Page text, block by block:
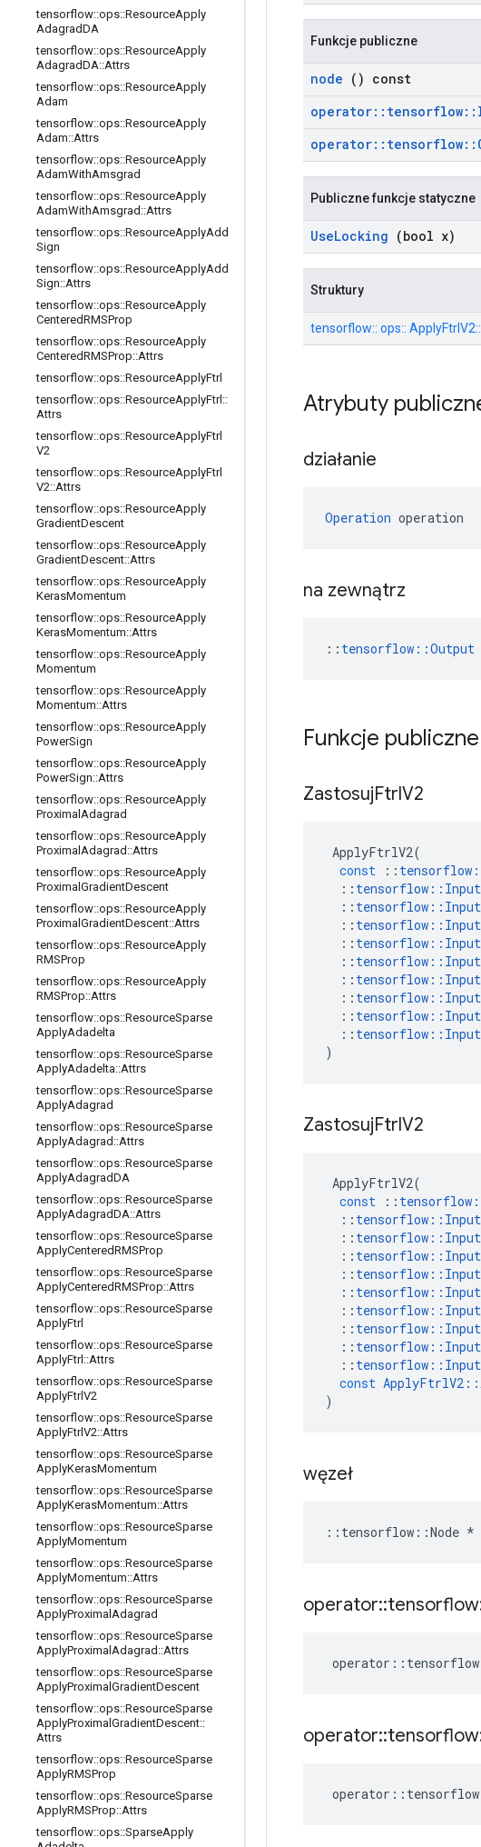
tensorflow::ops::ResourceApply
AdagradDA
tensorflow::ops::ResourceApply
AdagradDA::Attrs
tensorflow::ops::ResourceApply
Adam
tensorflow::ops::ResourceApply
Adam::Attrs
tensorflow::ops::ResourceApply
AdamWithAmsgrad
tensorflow::ops::ResourceApply
AdamWithAmsgrad ::Attrs
tensorflow::ops::ResourceApplyAdd
Sign
tensorflow::ops::ResourceApplyAdd
Sign::Attrs
tensorflow::ops::ResourceApply
CenteredRMSProp
tensorflow::ops::ResourceApply
CenteredRMSProp::Attrs
tensorflow::ops::ResourceApplyFtrl
tensorflow::ops::ResourceApplyFtrl ::
Attrs
tensorflow::ops::ResourceApplyFtrl
V2
tensorflow::ops::ResourceApplyFtrl
V2::Attrs
tensorflow::ops::ResourceApply
GradientDescent
tensorflow::ops::ResourceApply
GradientDescent::Attrs
tensorflow::ops::ResourceApply
KerasMomentum
tensorflow::ops::ResourceApply
KerasMomentum::Attrs
tensorflow::ops::ResourceApply
Momentum
tensorflow::ops::ResourceApply
Momentum::Attrs
tensorflow::ops::ResourceApply
PowerSign
tensorflow::ops::ResourceApply
PowerSign::Attrs
tensorflow::ops::ResourceApply
Proximal Adagrad
tensorflow::ops::ResourceApply
Proximal Adagrad ::Attrs
tensorflow::ops::ResourceApply
Proximal GradientDescent
tensorflow::ops::ResourceApply
Proximal GradientDescent::Attrs
tensorflow::ops::ResourceApply
RMSProp
tensorflow::ops::ResourceApply
RMSProp::Attrs
tensorflow::ops::ResourceSparse
ApplyAdadelta
tensorflow::ops::ResourceSparse
ApplyAdadelta::Attrs
tensorflow::ops::ResourceSparse
ApplyAdagrad
tensorflow::ops::ResourceSparse
ApplyAdagrad ::Attrs
tensorflow::ops::ResourceSparse
ApplyAdagradDA
tensorflow::ops::ResourceSparse
ApplyAdagradDA::Attrs
tensorflow::ops::ResourceSparse
ApplyCenteredRMSProp
tensorflow::ops::ResourceSparse
ApplyCenteredRMSProp::Attrs
tensorflow::ops::ResourceSparse
ApplyFtrl
tensorflow::ops::ResourceSparse
ApplyFtrl ::Attrs
tensorflow::ops::ResourceSparse
ApplyFtrlV2
tensorflow::ops::ResourceSparse
ApplyFtrlV2::Attrs
tensorflow::ops::ResourceSparse
ApplyKerasMomentum
tensorflow::ops::ResourceSparse
ApplyKerasMomentum::Attrs
tensorflow::ops::ResourceSparse
ApplyMomentum
tensorflow::ops::ResourceSparse
ApplyMomentum::Attrs
tensorflow::ops::ResourceSparse
ApplyProximal Adagrad
tensorflow::ops::ResourceSparse
ApplyProximal Adagrad ::Attrs
tensorflow::ops::ResourceSparse
ApplyProximal GradientDescent
tensorflow::ops::ResourceSparse
ApplyProximal GradientDescent::
Attrs
tensorflow::ops::ResourceSparse
ApplyRMSProp
tensorflow::ops::ResourceSparse
ApplyRMSProp::Attrs
tensorflow::ops::SparseApply
Funkcje publiczne
node () const
operator:: tensorflow::
operator:: tensorflow::
Publiczne funkcje statyczne
UseLocking (bool x)
Struktury
tensorflow:: ops::
Atrybuty
działanie
Operation operation
na zewnątrz
:: tensorflow::Output
Funkcje publiczne
ZastosujFtrlV2
ApplyFtrlV2(
const
:: tensorflow
:: tensorflow :: Input
:: tensorflow :: Input
:: tensorflow :: Input
:: tensorflow :: Input
:: tensorflow :: Input
:: tensorflow :: Input
:: tensorflow :: Input
:: tensorflow :: Input
:: tensorflow :: Input
)
ZastosujFtrlV2
ApplyFtrlV2(
const
:: tensorflow
:: tensorflow :: Input
:: tensorflow :: Input
:: tensorflow :: Input
:: tensorflow :: Input
:: tensorflow :: Input
:: tensorflow :: Input
:: tensorflow :: Input
:: tensorflow :: Input
:: tensorflow :: Input
const ApplyFtrlV2 ::
)
węzeł
:: tensorflow ::Node *
operator::tensorflow
operator :: tensorflow
operator::tensorflow
operator :: tensorflow